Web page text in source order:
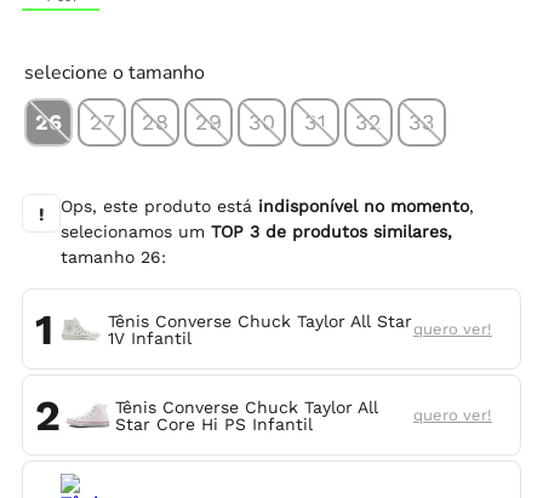
selecione o tamanho
26 27 28 29 30 31 32 33
! Ops, este produto está indisponível no momento,
selecionamos umTOP3 de produtos similares,
tamanho 26:
1
Tênis Converse Chuck Taylor All Star
1V Infantil
quero ver!
2
Tênis Converse Chuck Taylor All
Star Core Hi PS Infantil
quero ver!